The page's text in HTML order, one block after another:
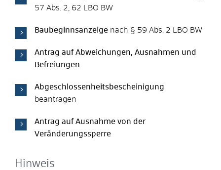
57 Abs. 2, 62 LBO BW
Baubeginnsanzeige nach § 59 Abs. 2 LBO BW
Antrag auf Abweichungen, Ausnahmen und
Befreiungen
Abgeschlossenheitsbescheinigung
beantragen
Antrag auf Ausnahme von der
Veränderungssperre
Hinweis